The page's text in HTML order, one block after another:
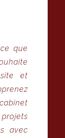
que
et
avec